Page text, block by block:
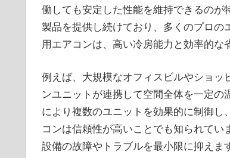
働しても安定した性能を維持できるの
製品を提供し続けており、多くのプロ
用エアコンは、高い冷房能力と効率的な
例えば、大規模なオフィスビルやショ
ンユニットが連携して空間全体を一定
により複数のユニットを効果的に制御
コンは信頼性が高いことでも知られてい
設備の故障やトラブルを最小限に抑えま